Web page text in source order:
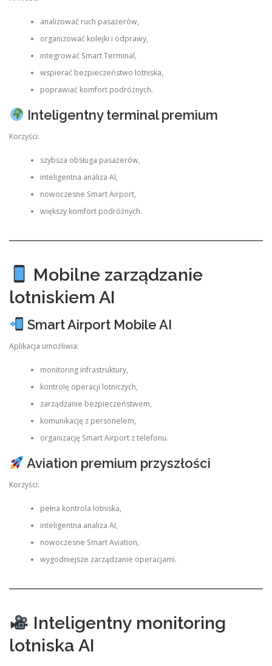
analizować ruch pasażerów,
organizować kolejki i odprawy,
integrować Smart Terminal,
wspierać bezpieczeństwo lotniska,
poprawiać komfort podróżnych.
Inteligentny terminal premium
Korzyści:
szybsza obsługa pasażerów,
inteligentna analiza AI,
nowoczesne Smart Airport,
większy komfort podróżnych.
Mobilne zarządzanie
lotniskiem AI
Smart Airport Mobile AI
Aplikacja umożliwia:
monitoring infrastruktury,
kontrolę operacji lotniczych,
zarządzanie bezpieczeństwem,
komunikację z personelem,
organizację Smart Airport z telefonu.
Aviation premium przyszłości
Korzyści:
pełna kontrola lotniska,
inteligentna analiza AI,
nowoczesne Smart Aviation,
wygodniejsze zarządzanie operacjami.
Inteligentny monitoring
lotniska AI